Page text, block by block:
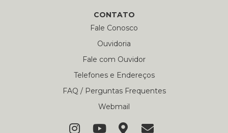
CONTATO
Fale Conosco
Ouvidoria
Fale com Ouvidor
Telefones e Endereços
FAQ / Perguntas Frequentes
Webmail